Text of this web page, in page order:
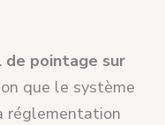
de pointage sur
que le système
réglementation